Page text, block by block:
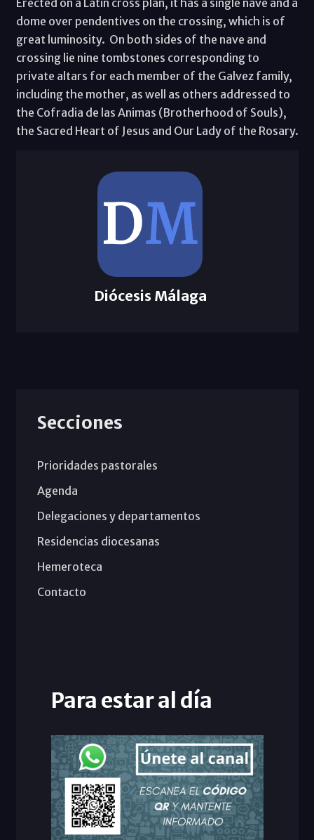
dome over pendentives on the crossing, which is of
great luminosity. On both sides of the nave and
crossing lie nine tombstones corresponding to
private altars for each member of the Galvez family,
including the mother, as well as others addressed to
the Cofradia de las Animas (Brotherhood of Souls),
the Sacred Heart of Jesus and Our Lady of the Rosary.
Diócesis Málaga
Secciones
Prioridades pastorales
Agenda
Delegaciones y departamentos
Residencias diocesanas
Hemeroteca
Contacto
Para estar al día